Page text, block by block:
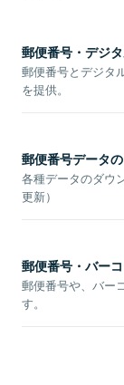
郵便番号・デジ
郵便番号とデジタ
を提供。
郵便番号データ
各種データのダウ
更新）
郵便番号・バー
郵便番号や、バー
す。